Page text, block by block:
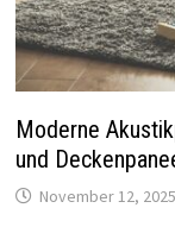
Moderne
und
November 12, 2025